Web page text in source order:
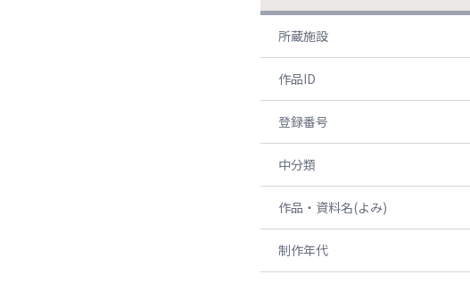
所蔵施設
作品ID
登録番号
中分類
作品・資料名(よみ)
制作年代